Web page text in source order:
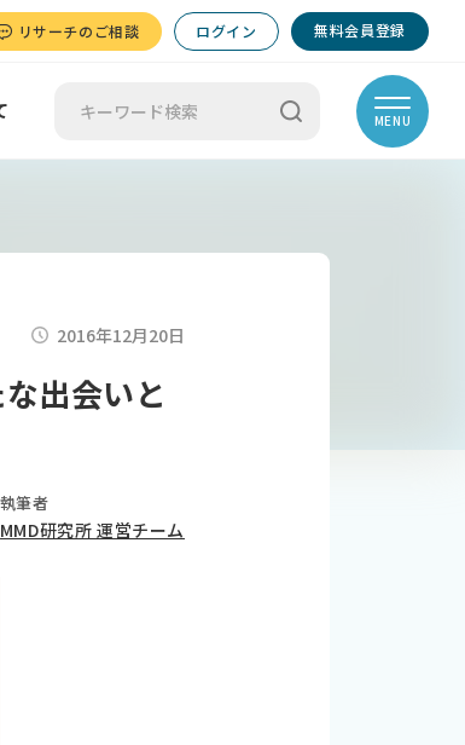
リサーチのご相談 ログイン 無料会員登録
MENU
2016年12月20日
出会いと
執筆者
MMD研究所 運営チーム